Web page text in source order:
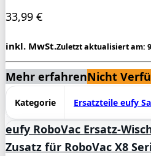
33,99 €
inkl. MwSt.Zuletzt aktualisiert am:
Mehr erfahrenNicht
Kategorie Ersatzteile eufy
eufy RoboVac Ersatz-
Zusatz für RoboVac X8